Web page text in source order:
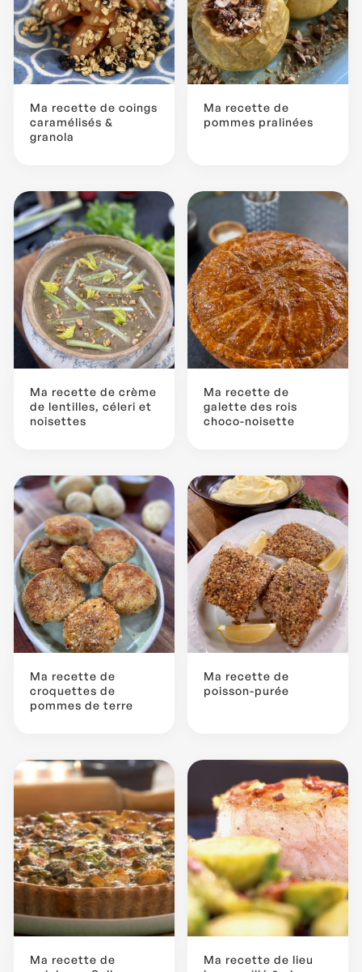
Ma recette de coings
caramélisés &
granola
Ma recette de
pommes pralinées
Ma recette de crème
de lentilles, céleri et
noisettes
Ma recette de
galette des rois
choco-noisette
Ma recette de
croquettes de
pommes de terre
Ma recette de
poisson-purée
Ma recette de
Ma recette de lieu